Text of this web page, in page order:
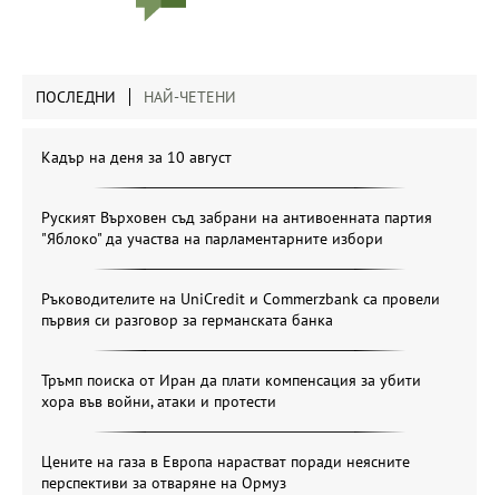
ПОСЛЕДНИ НАЙ-ЧЕТЕНИ
Кадър на деня за 10 август
Руският Върховен съд забрани на антивоенната партия
"Яблоко" да участва на парламентарните избори
Ръководителите на UniCredit и Commerzbank са провели
първия си разговор за германската банка
Тръмп поиска от Иран да плати компенсация за убити
хора във войни, атаки и протести
Цените на газа в Европа нарастват поради неясните
перспективи за отваряне на Ормуз